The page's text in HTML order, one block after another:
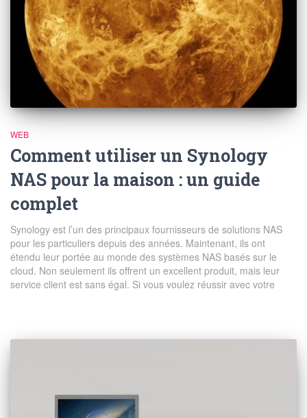
WEB
Comment utiliser un Synology
NAS pour la maison : un guide
complet
Synology est l’un des principaux fournisseurs de solutions NAS
pour les particuliers depuis des années. Maintenant, ils ont
étendu leur portée au monde des systèmes NAS basés sur le
cloud. Non seulement ils offrent un excellent produit, mais leur
service client est sans égal. Si vous voulez réussir avec votre